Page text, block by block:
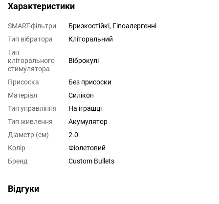
Характеристики
SMART-фільтри
Бризкостійкі, Гіпоалергенні
Тип вібратора
Кліторальний
Тип
кліторального
стимулятора
Віброкулі
Присоска
Без присоски
Матеріал
Силікон
Тип управління
На іграшці
Тип живлення
Акумулятор
Діаметр (см)
2.0
Колір
Фіолетовий
Бренд
Custom Bullets
Відгуки